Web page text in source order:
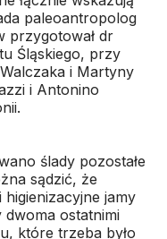
paleoantropolog
przygotował dr
Śląskiego, przy
i Martyny
i Antonino
ślady pozostałe
sądzić, że
higienizacyjne jamy
dwoma ostatnimi
które trzeba było